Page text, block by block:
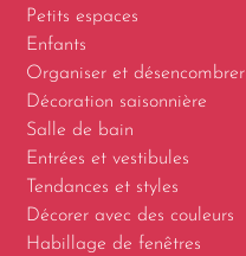
Petits espaces
Enfants
Organiser et désencombrer
Décoration saisonnière
Salle de bain
Entrées et vestibules
Tendances et styles
Décorer avec des couleurs
Habillage de fenêtres